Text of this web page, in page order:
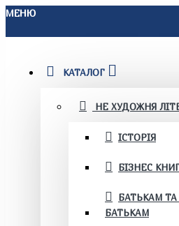
МЕНЮ
КАТАЛОГ
НЕ ХУДОЖНЯ
ІСТОРІЯ
БІЗНЕС
БАТЬКАМ
БАТЬКАМ